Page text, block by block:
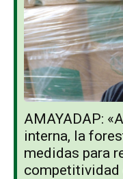
AMAYADAP:
interna, la
medidas para
competitividad